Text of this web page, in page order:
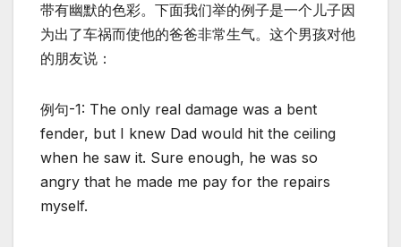
带有幽默的色彩。下面我们举的例子是一个儿子因
为出了车祸而使他的爸爸非常生气。这个男孩对他
的朋友说：
例句-1: The only real damage was a bent
fender, but I knew Dad would hit the ceiling
when he saw it. Sure enough, he was so
angry that he made me pay for the repairs
myself.